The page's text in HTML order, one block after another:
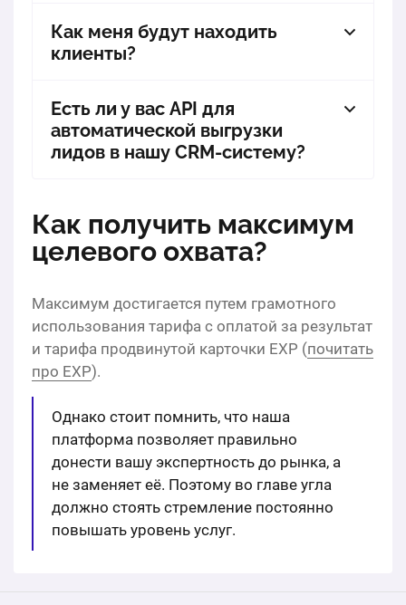
Как меня будут находить
клиенты?
Есть ли у вас API для
автоматической выгрузки
лидов в нашу CRM-систему?
Как получить максимум
целевого охвата?
Максимум достигается путем грамотного
использования тарифа с оплатой за результат
и тарифа продвинутой карточки EXP (почитать
про EXP).
Однако стоит помнить, что наша
платформа позволяет правильно
донести вашу экспертность до рынка, а
не заменяет её. Поэтому во главе угла
должно стоять стремление постоянно
повышать уровень услуг.